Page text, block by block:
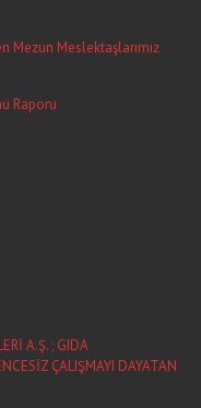
Mezun Meslektaşlarımız
Raporu
A.Ş. ; GIDA
ÇALIŞMAYI DAYATAN